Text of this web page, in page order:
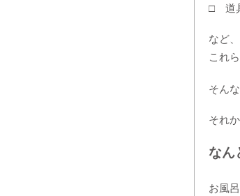
□ 道
など、
これ
そん
それ
なん
お風